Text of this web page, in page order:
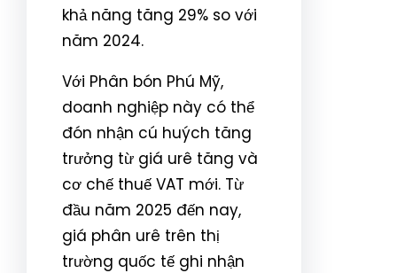
khả năng tăng 29% so với
năm 2024.
Với Phân bón Phú Mỹ,
doanh nghiệp này có thể
đón nhận cú huých tăng
trưởng từ giá urê tăng và
cơ chế thuế VAT mới. Từ
đầu năm 2025 đến nay,
giá phân urê trên thị
trường quốc tế ghi nhận